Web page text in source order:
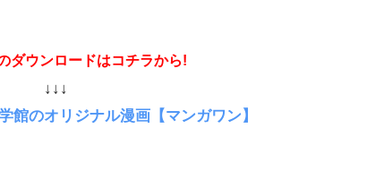
ダウンロードはコチラから!
↓↓↓
館のオリジナル漫画【マンガワン】